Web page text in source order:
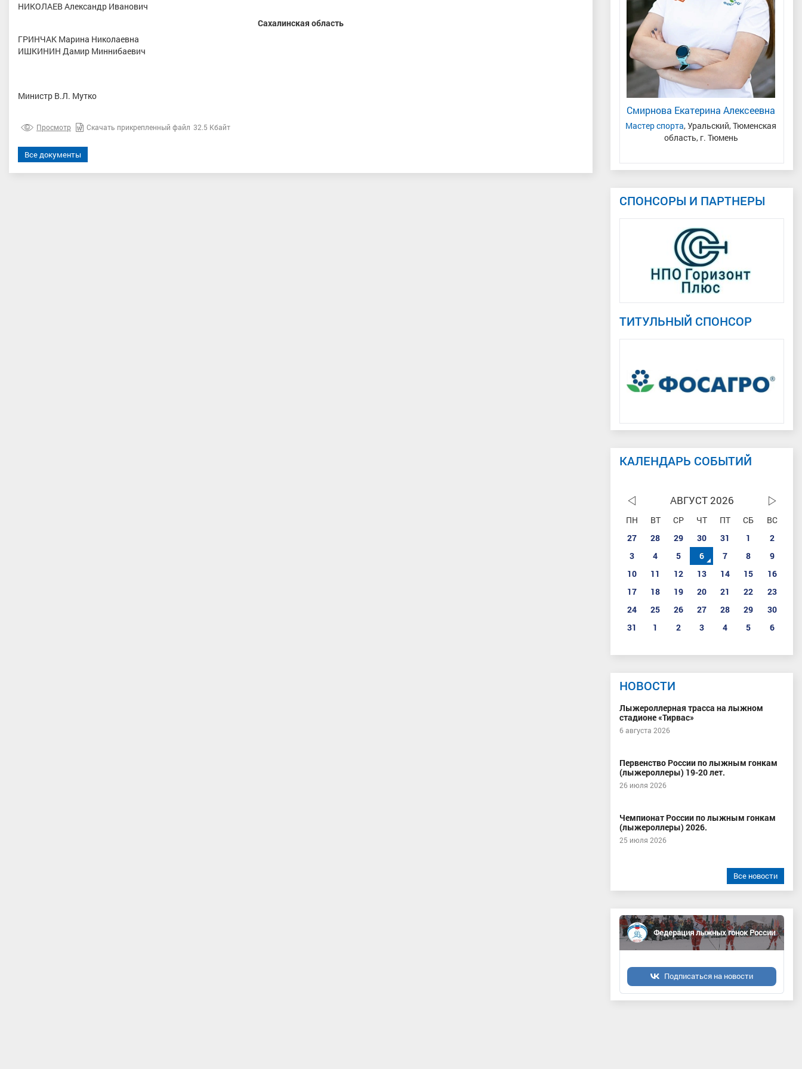
НИКОЛАЕВ Александр Иванович
Сахалинская область
ГРИНЧАК Марина Николаевна
ИШКИНИН Дамир Миннибаевич
Министр В.Л. Мутко
Просмотр Скачать прикрепленный файл 32.5 Кбайт
Все документы
международного класса,
Татарстан
Хабаровский край
Смирнова Екатерина Алексеевна
Мастер спорта, Уральский, Тюменская
область, г. Тюмень
СПОНСОРЫ И ПАРТНЕРЫ
ТИТУЛЬНЫЙ СПОНСОР
КАЛЕНДАРЬ СОБЫТИЙ
АВГУСТ 2026
ПН ВТ СР ЧТ ПТ СБ
ВС
27
28 29 30 31 1
2
3
4 5 6 7 8
9
10
11 12 13 14 15
16
17
18 19 20 21 22
23
24
25 26 27 28 29
30
31
1 2 3 4 5 6
НОВОСТИ
Лыжероллерная трасса на лыжном
стадионе «Тирвас»
6 августа 2026
Первенство России по лыжным гонкам
(лыжероллеры) 19-20 лет.
26 июля 2026
Чемпионат России по лыжным гонкам
(лыжероллеры) 2026.
25 июля 2026
Все новости
Федерация лыжных гонок России
Подписаться на новости